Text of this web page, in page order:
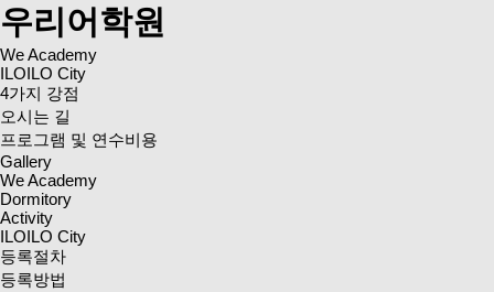
우리어학원
We Academy
ILOILO City
4가지 강점
오시는 길
프로그램 및 연수비용
Gallery
We Academy
Dormitory
Activity
ILOILO City
등록절차
등록방법